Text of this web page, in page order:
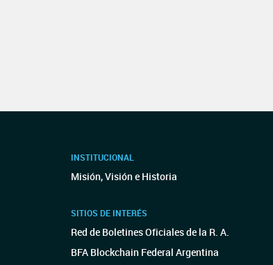
INSTITUCIONAL
Misión, Visión e Historia
SITIOS DE INTERÉS
Red de Boletines Oficiales de la R. A.
BFA Blockchain Federal Argentina